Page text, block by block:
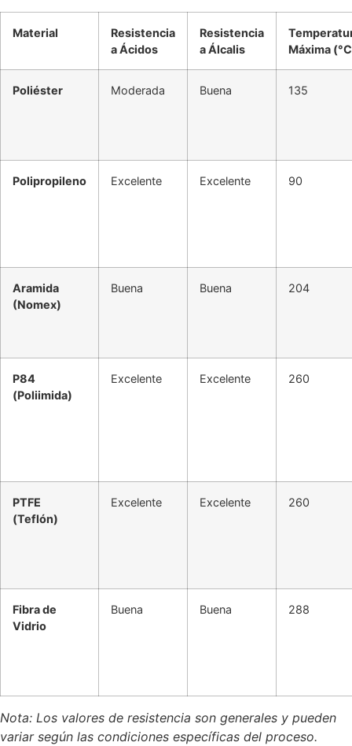
Material
Resistencia
a Ácidos
Resistencia
a Álcalis
Máxima
Poliéster Moderada Buena 135
Polipropileno Excelente Excelente 90
Aramida
(Nomex)
Buena Buena 204
P84
(Poliimida)
Excelente Excelente 260
PTFE
(Teflón)
Excelente Excelente 260
Fibra de
Vidrio
Buena Buena 288
Nota: Los valores de resistencia son generales y pueden
variar según las condiciones específicas del proceso.